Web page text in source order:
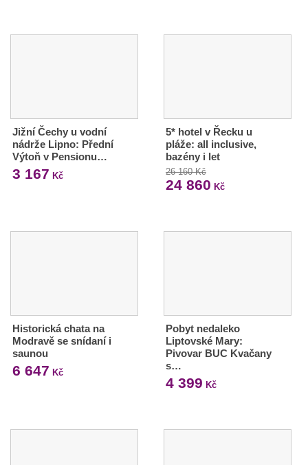
Jižní Čechy u vodní
nádrže Lipno: Přední
Výtoň v Pensionu…
3 167 Kč
5* hotel v Řecku u
pláže: all inclusive,
bazény i let
26 160 Kč
24 860 Kč
Historická chata na
Modravě se snídaní i
saunou
6 647 Kč
Pobyt nedaleko
Liptovské Mary:
Pivovar BUC Kvačany
s…
4 399 Kč